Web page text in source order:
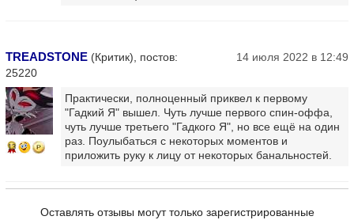
TREADSTONE (Критик), постов:
25220
14 июля 2022 в 12:49
13
Практически, полноценный приквел к первому
"Гадкий Я" вышел. Чуть лучше первого спин-оффа,
чуть лучше третьего "Гадкого Я", но все ещё на один
раз. Поулыбаться с некоторых моментов и
приложить руку к лицу от некоторых банальностей.
Оставлять отзывы могут только зарегистрированные